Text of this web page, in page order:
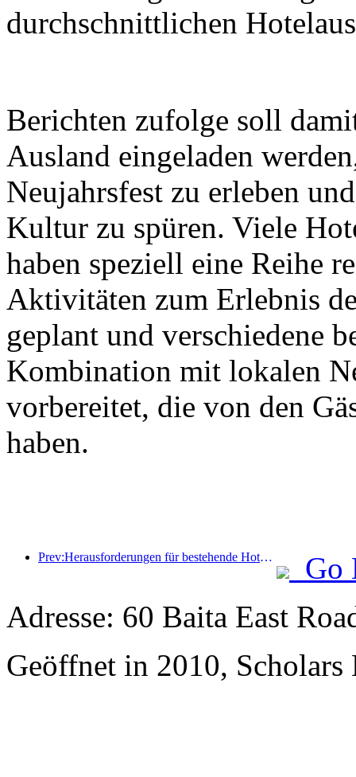
durchschnittlichen
Berichten zufolge soll
Ausland eingeladen
Neujahrsfest zu erleben
Kultur zu spüren. Viele
haben speziell eine Reihe
Aktivitäten zum Erlebnis
geplant und verschiedene
Kombination mit lokalen
vorbereitet, die von den
haben.
Prev:Herausforderungen für bestehende Hotels im 2.0-Zeitalter: Modernisierung ist der Kern, das ist die wahre Wertinnovation
Go
Adresse: 60 Baita East
Geöffnet in 2010,